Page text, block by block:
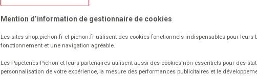
informatique
bureautique
découpe
Ecriture
-
des
documents
Ramettes
Réf. 1033584
Code EAN : 3665867212132
Composé d'une tourelle avec toiture, une échelle oblique, un
Mention d’information de gestionnaire de cookies
Les sites shop.pichon.fr et pichon.fr utilisent des cookies fonctionnels indispensables pour leurs
fonctionnement et une navigation agréable.
Les Papèteries Pichon et leurs partenaires utilisent aussi des cookies non-essentiels pour des
personnalisation de votre expérience, la mesure des performances publicitaires et le